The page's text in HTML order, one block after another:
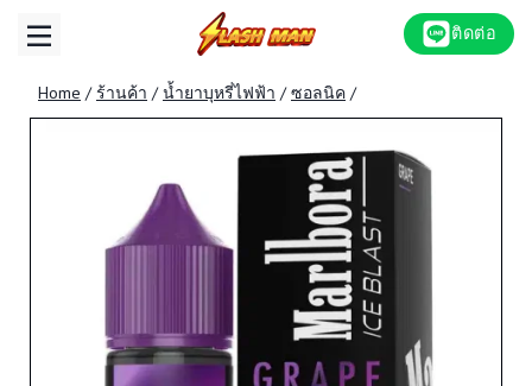
ติดต่อ
Home / ร้านค้า / น้ำยาบุหรี่ไฟฟ้า / ซอลนิค /